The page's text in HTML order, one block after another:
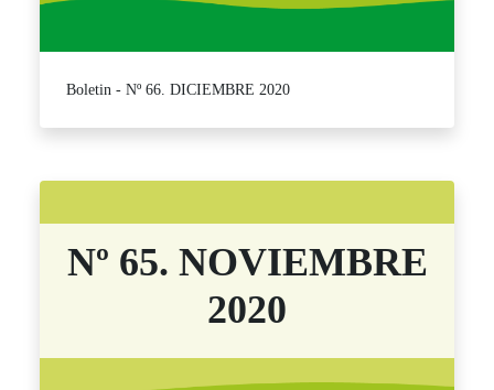
Boletin - Nº 66. DICIEMBRE 2020
Nº 65. NOVIEMBRE
2020